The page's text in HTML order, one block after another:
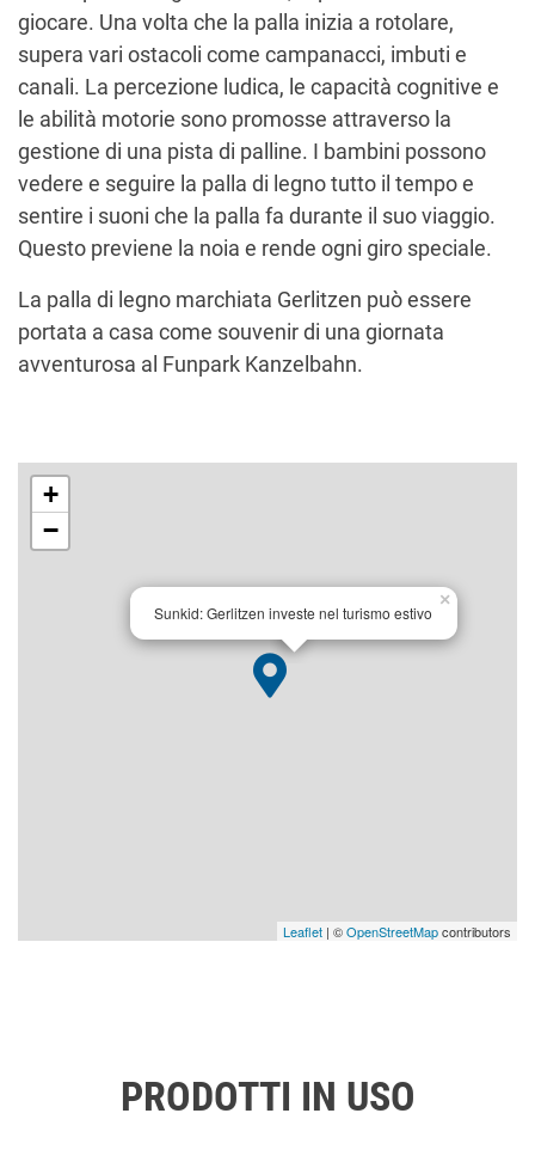
giocare. Una volta che la palla inizia a rotolare,
supera vari ostacoli come campanacci, imbuti e
canali. La percezione ludica, le capacità cognitive e
le abilità motorie sono promosse attraverso la
gestione di una pista di palline. I bambini possono
vedere e seguire la palla di legno tutto il tempo e
sentire i suoni che la palla fa durante il suo viaggio.
Questo previene la noia e rende ogni giro speciale.
La palla di legno marchiata Gerlitzen può essere
portata a casa come souvenir di una giornata
avventurosa al Funpark Kanzelbahn.
Sunkid: Gerlitzen investe nel turismo estivo
×
+
−
Leaflet | ©OpenStreetMapcontributors
PRODOTTI IN USO